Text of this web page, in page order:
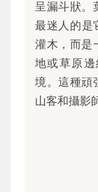
呈漏斗狀。
最迷人的
灌木，而是
地或草原
境。這種頑
山客和攝影